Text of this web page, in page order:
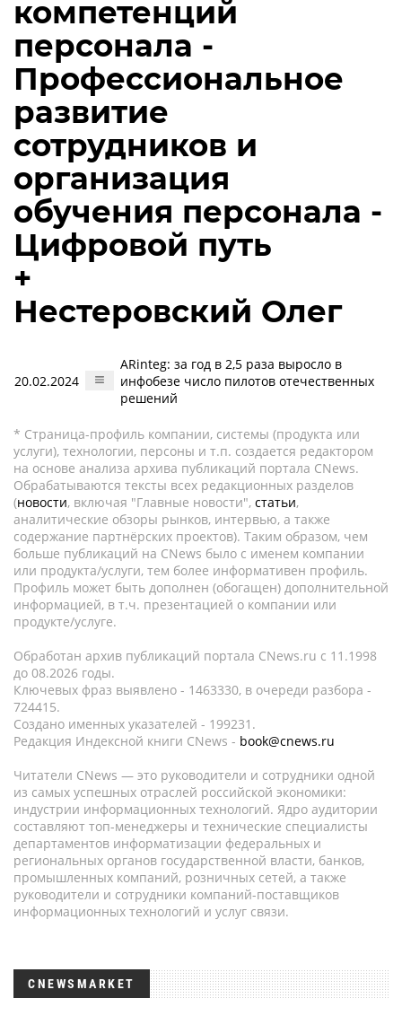
компетенций
персонала -
Профессиональное
развитие
сотрудников и
организация
обучения персонала -
Цифровой путь
+
Нестеровский Олег
20.02.2024
ARinteg: за год в 2,5 раза выросло в
инфобезе число пилотов отечественных
решений
* Страница-профиль компании, системы (продукта или
услуги), технологии, персоны и т.п. создается редактором
на основе анализа архива публикаций портала CNews.
Обрабатываются тексты всех редакционных разделов
(новости, включая "Главные новости", статьи,
аналитические обзоры рынков, интервью, а также
содержание партнёрских проектов). Таким образом, чем
больше публикаций на CNews было с именем компании
или продукта/услуги, тем более информативен профиль.
Профиль может быть дополнен (обогащен) дополнительной
информацией, в т.ч. презентацией о компании или
продукте/услуге.
Обработан архив публикаций портала CNews.ru c 11.1998
до 08.2026 годы.
Ключевых фраз выявлено - 1463330, в очереди разбора -
724415.
Создано именных указателей - 199231.
Редакция Индексной книги CNews - book@cnews.ru
Читатели CNews — это руководители и сотрудники одной
из самых успешных отраслей российской экономики:
индустрии информационных технологий. Ядро аудитории
составляют топ-менеджеры и технические специалисты
департаментов информатизации федеральных и
региональных органов государственной власти, банков,
промышленных компаний, розничных сетей, а также
руководители и сотрудники компаний-поставщиков
информационных технологий и услуг связи.
CNEWSMARKET